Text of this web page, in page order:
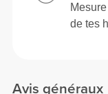
Avis généraux
de tes